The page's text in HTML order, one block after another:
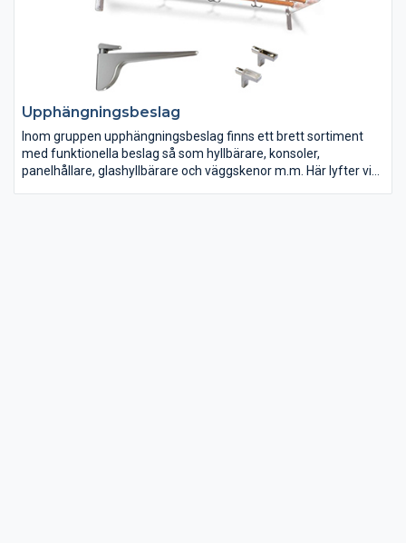
Upphängningsbeslag
Inom gruppen upphängningsbeslag finns ett brett sortiment
med funktionella beslag så som hyllbärare, konsoler,
panelhållare, glashyllbärare och väggskenor m.m. Här lyfter vi